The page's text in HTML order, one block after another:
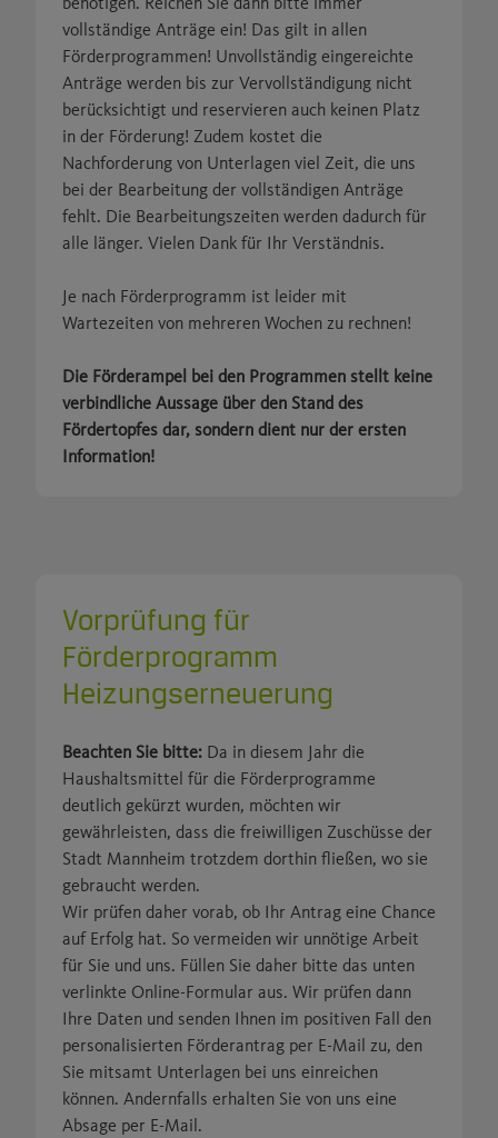
vollständige Anträge ein! Das gilt in allen
Förderprogrammen! Unvollständig eingereichte
Anträge werden bis zur Vervollständigung nicht
berücksichtigt und reservieren auch keinen Platz
in der Förderung! Zudem kostet die
Nachforderung von Unterlagen viel Zeit, die uns
bei der Bearbeitung der vollständigen Anträge
fehlt. Die Bearbeitungszeiten werden dadurch für
alle länger. Vielen Dank für Ihr Verständnis.
Je nach Förderprogramm ist leider mit
Wartezeiten von mehreren Wochen zu rechnen!
Die Förderampel bei den Programmen stellt keine
verbindliche Aussage über den Stand des
Fördertopfes dar, sondern dient nur der ersten
Information!
Vorprüfung für
Förderprogramm
Heizungserneuerung
Beachten Sie bitte: Da in diesem Jahr die
Haushaltsmittel für die Förderprogramme
deutlich gekürzt wurden, möchten wir
gewährleisten, dass die freiwilligen Zuschüsse der
Stadt Mannheim trotzdem dorthin fließen, wo sie
gebraucht werden.
Wir prüfen daher vorab, ob Ihr Antrag eine Chance
auf Erfolg hat. So vermeiden wir unnötige Arbeit
für Sie und uns. Füllen Sie daher bitte das unten
verlinkte Online-Formular aus. Wir prüfen dann
Ihre Daten und senden Ihnen im positiven Fall den
personalisierten Förderantrag per E-Mail zu, den
Sie mitsamt Unterlagen bei uns einreichen
können. Andernfalls erhalten Sie von uns eine
Absage per E-Mail.